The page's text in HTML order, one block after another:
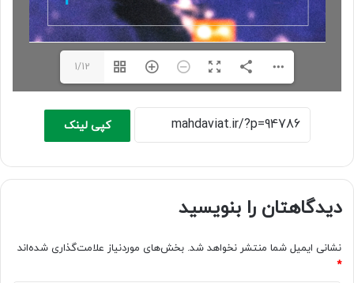
1/12
کپی لینک
دیدگاهتان را بنویسید
نشانی ایمیل شما منتشر نخواهد شد. بخش‌های موردنیاز علامت‌گذاری شده‌اند
*